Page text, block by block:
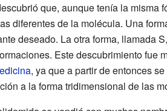
que, aunque tenía la misma
diferentes de la molécula. Una
deseado. La otra forma, llamada
Este descubrimiento fue
, ya que a partir de entonces
a la forma tridimensional de las